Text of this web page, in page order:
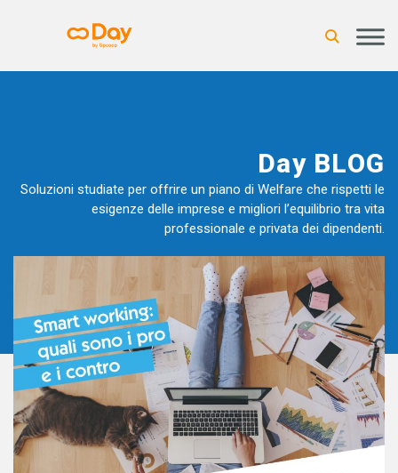
Day BLOG
Soluzioni studiate per offrire un piano di Welfare che rispetti le
esigenze delle imprese e migliori l’equilibrio tra vita
professionale e privata dei dipendenti.